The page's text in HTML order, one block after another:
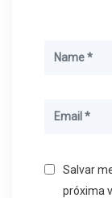
Salvar
próxima